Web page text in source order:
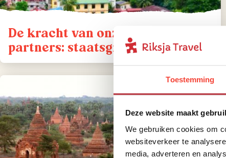
Toestemming
Deze website maakt
We gebruiken cookies om
websiteverkeer te
media, adverteren en
De kracht van onze lokale
partners: staatsgreep Myanmar